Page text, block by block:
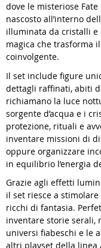
dove le misteriose
nascosto all’interno
illuminata da cristalli e
magica che trasforma
coinvolgente.
Il set include figure
dettagli raffinati, abiti
richiamano la luce
sorgente d’acqua e i
protezione, rituali e
inventare missioni di
oppure organizzare
in equilibrio l’energia
Grazie agli effetti
il set riesce a
ricchi di fantasia.
inventare storie serali,
universi fiabeschi e le
altri playset della linea